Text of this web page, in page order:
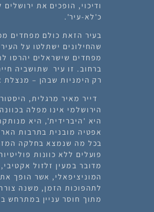
כ'לא-עיר'.
בעיר הזאת כולם מפחדים
שהחילונים ישתלטו על
מפחדים שישראלים יהרסו
ברחוב. זו עיר שתושביה
רק הימניות שבהן – מנצלת
דייר מאיר מרגלית,
הירושלמי אינו מפלה
היא 'היברידית', היא
אפטיה מובנית בתרבות
בכל מה שנמצא בחלקה
פועלים ללא כוונות
מדובר במעין זלזול
המוניציפאלי, אשר הופך
לתהפוכות הזמן, משנה
מתוך חוסר עניין במתרחש